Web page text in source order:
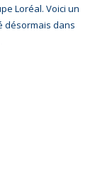
Loréal. Voici un
désormais dans